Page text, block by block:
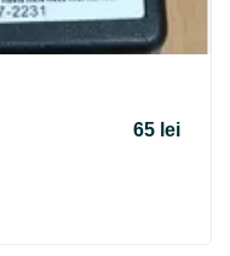
65 lei